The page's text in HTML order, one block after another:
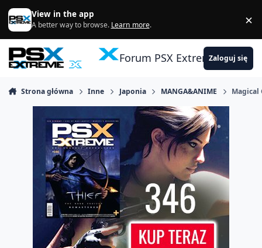
Skocz do zawartości
View in the app
A better way to browse. Learn more. ×
Forum PSX ExtremeZaloguj się
Strona główna Inne Japonia MANGA&ANIME Magical